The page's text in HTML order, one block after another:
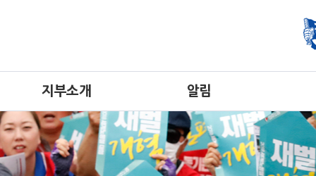
지부소개 알림